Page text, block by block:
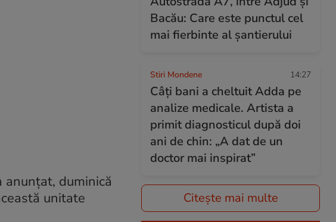
anunţat, duminică
unitate
Bacău: Care este punctul cel
mai fierbinte al șantierului
Stiri Mondene 14:27
Câți bani a cheltuit Adda pe
analize medicale. Artista a
primit diagnosticul după doi
ani de chin: „A dat de un
doctor mai inspirat”
Citește mai multe